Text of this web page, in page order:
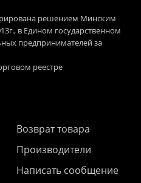
решением Минским
в Едином государственном
предпринимателей за
реестре
Возврат товара
Производители
Написать сообщение